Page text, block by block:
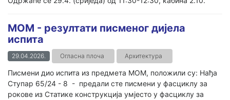
МОМ - резултати писменог дијела
испита
29.04.2026. Огласна плоча Архитектура
Писмени дио испита из предмета МОМ, положили су: Нађа
Ступар 65/24 - 8 - предали сте писмени у фасциклу за
рокове из Статике конструкција умјесто у фасциклу за